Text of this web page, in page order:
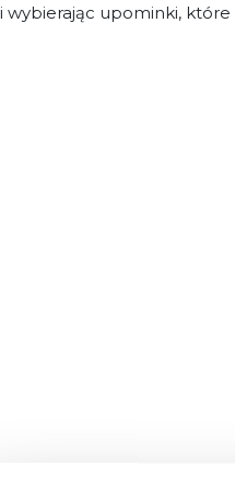
wybierając upominki,